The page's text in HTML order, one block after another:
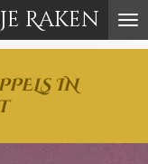
Raken
IN